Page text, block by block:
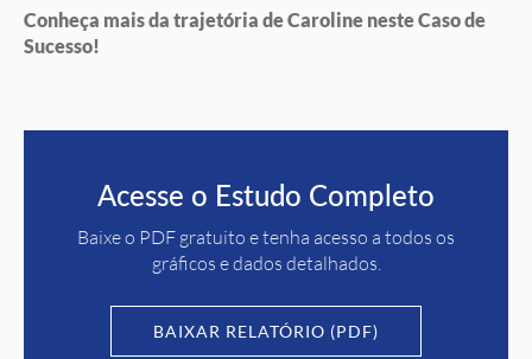
Conheça mais da trajetória de Caroline neste Caso de
Sucesso!
Acesse o Estudo Completo
Baixe o PDF gratuito e tenha acesso a todos os
gráficos e dados detalhados.
BAIXAR RELATÓRIO (PDF)